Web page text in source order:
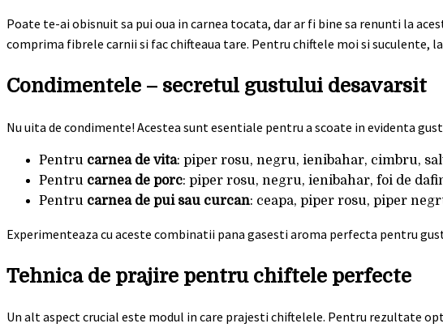
Poate te-ai obisnuit sa pui oua in carnea tocata, dar ar fi bine sa renunti la
comprima fibrele carnii si fac chifteaua tare. Pentru chiftele moi si suculente,
Condimentele – secretul gustului desavarsit
Nu uita de condimente! Acestea sunt esentiale pentru a scoate in evidenta
Pentru carnea de vita: piper rosu, negru, ienibahar, cimbru,
Pentru carnea de porc: piper rosu, negru, ienibahar, foi de
Pentru carnea de pui sau curcan: ceapa, piper rosu, piper
Experimenteaza cu aceste combinatii pana gasesti aroma perfecta pentru
Tehnica de prajire pentru chiftele perfecte
Un alt aspect crucial este modul in care prajesti chiftelele. Pentru rezultate